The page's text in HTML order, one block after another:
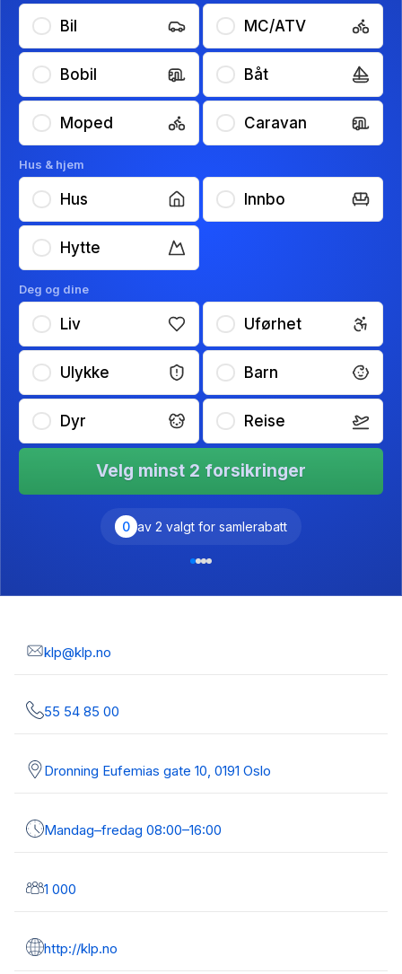
Bil MC/ATV
Bobil Båt
Moped Caravan
Hus & hjem
Hus Innbo
Hytte
Deg og dine
Liv Uførhet
Ulykke Barn
Dyr Reise
Velg minst 2 forsikringer
0 av 2 valgt for samlerabatt
klp@klp.no
55 54 85 00
Dronning Eufemias gate 10, 0191 Oslo
Mandag–fredag 08:00–16:00
1 000
http://klp.no